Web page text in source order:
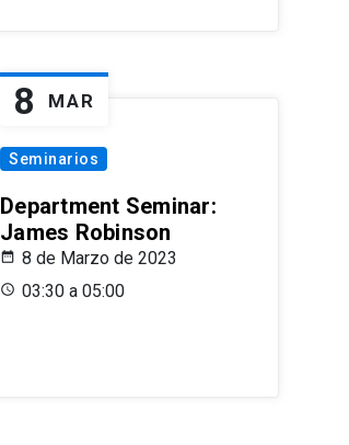
8 MAR
Seminarios
Department Seminar:
James Robinson
8 de Marzo de 2023
03:30 a 05:00